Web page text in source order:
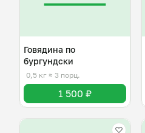
Говядина по
бургундски
0,5 кг ≈ 3 порц.
1 500 ₽